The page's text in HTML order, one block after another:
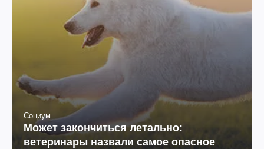
Социум
Может закончиться летально:
ветеринары назвали самое опасное